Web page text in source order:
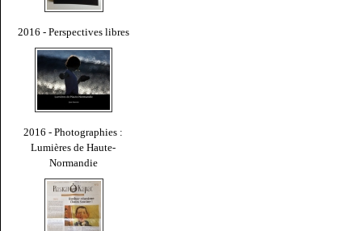
2016 - Perspectives libres
2016 - Photographies :
Lumières de Haute-
Normandie